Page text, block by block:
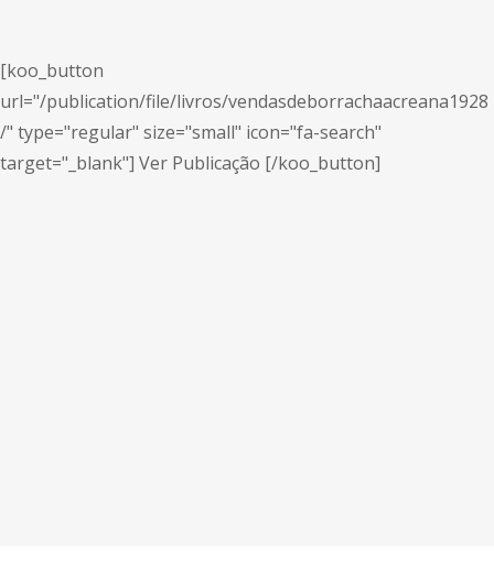
[koo_button
url="/publication/file/livros/vendasdeborrachaacreana1928
/" type="regular" size="small" icon="fa-search"
target="_blank"] Ver Publicação [/koo_button]